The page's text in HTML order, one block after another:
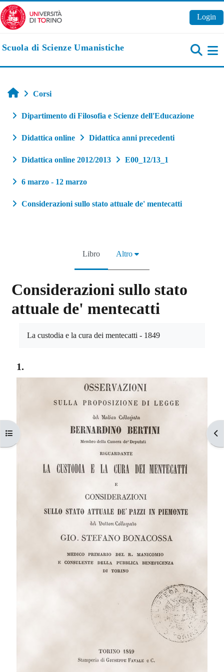
Vai al contenuto principale
Login
Scuola di Scienze Umanistiche
Apri indice del corso
Home
Corsi
Dipartimento di Filosofia e Scienze dell'Educazione
Didattica online Didattica anni precedenti
Didattica online 2012/2013 E00_12/13_1
6 marzo - 12 marzo
Considerazioni sullo stato attuale de' mentecatti
Libro Altro
Considerazioni sullo stato
attuale de' mentecatti
La custodia e la cura dei mentecatti - 1849
1.